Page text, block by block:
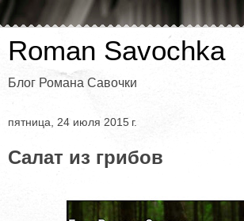
Roman Savochka
Блог Романа Савочки
пятница, 24 июля 2015 г.
Салат из грибов